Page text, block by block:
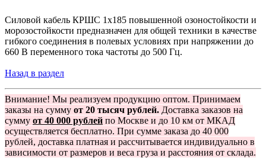
Силовой кабель КРШС 1x185 повышенной озоностойкости и
морозостойкости предназначен для общей техники в качестве
гибкого соединения в полевых условиях при напряжении до
660 В переменного тока частоты до 500 Гц.
Назад в раздел
Внимание! Мы реализуем продукцию оптом. Принимаем
заказы на сумму от 20 тысяч рублей. Доставка заказов на
сумму от 40 000 рублей по Москве и до 10 км от МКАД
осуществляется бесплатно. При сумме заказа до 40 000
рублей, доставка платная и рассчитывается индивидуально в
зависимости от размеров и веса груза и расстояния от склада.